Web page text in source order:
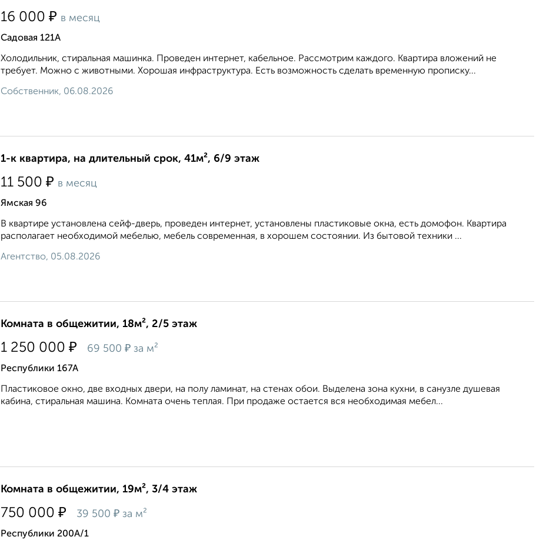
16 000 ₽ в месяц
Садовая 121А
Холодильник, стиральная машинка. Проведен интернет, кабельное. Рассмотрим каждого. Квартира вложений не
требует. Можно с животными. Хорошая инфраструктура. Есть возможность сделать временную прописку...
Собственник, 06.08.2026
1-к квартира, на длительный срок, 41м², 6/9 этаж
11 500 ₽ в месяц
Ямская 96
В квартире установлена сейф-дверь, проведен интернет, установлены пластиковые окна, есть домофон. Квартира
располагает необходимой мебелью, мебель современная, в хорошем состоянии. Из бытовой техники ...
Агентство, 05.08.2026
Комната в общежитии, 18м², 2/5 этаж
1 250 000 ₽ 69 500 ₽ за м²
Республики 167А
Пластиковое окно, две входных двери, на полу ламинат, на стенах обои. Выделена зона кухни, в санузле душевая
кабина, стиральная машина. Комната очень теплая. При продаже остается вся необходимая мебел...
Комната в общежитии, 19м², 3/4 этаж
750 000 ₽ 39 500 ₽ за м²
Республики 200А/1